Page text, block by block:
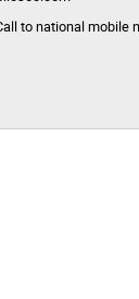
to national mobile